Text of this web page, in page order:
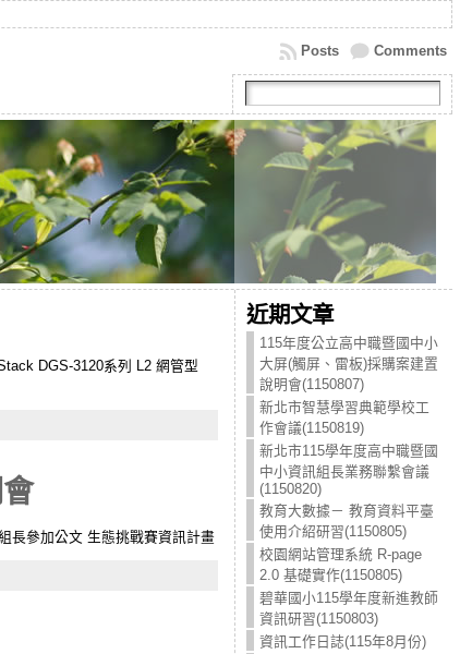
Comments
Posts
DGS-3120系列 L2 網管型
長參加公文 生態挑戰賽資訊計畫
近期文章
115年度公立高中職暨國中小
大屏(觸屏、雷板)採購案建置
說明會(1150807)
新北市智慧學習典範學校工
作會議(1150819)
新北市115學年度高中職暨國
中小資訊組長業務聯繫會議
(1150820)
教育大數據－ 教育資料平臺
使用介紹研習(1150805)
校園網站管理系統 R-page
2.0 基礎實作(1150805)
碧華國小115學年度新進教師
資訊研習(1150803)
資訊工作日誌(115年8月份)